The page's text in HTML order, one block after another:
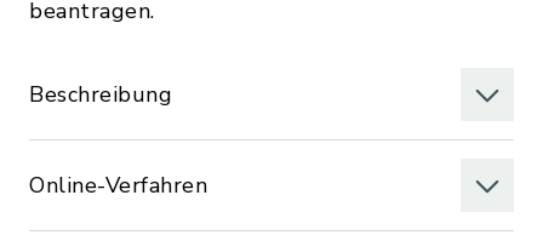
beantragen.
Beschreibung
Online-Verfahren